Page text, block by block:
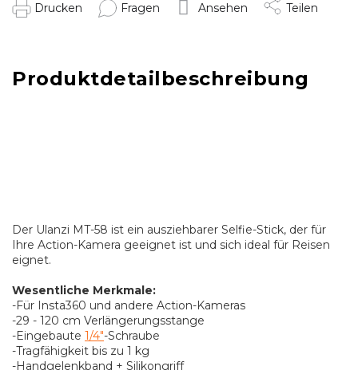
Drucken Fragen Ansehen Teilen
Produktdetailbeschreibung
Der Ulanzi MT-58 ist ein ausziehbarer Selfie-Stick, der für
Ihre Action-Kamera geeignet ist und sich ideal für Reisen
eignet.
Wesentliche Merkmale:
-Für Insta360 und andere Action-Kameras
-29 - 120 cm Verlängerungsstange
-Eingebaute 1/4"-Schraube
-Tragfähigkeit bis zu 1 kg
-Handgelenkband + Silikongriff